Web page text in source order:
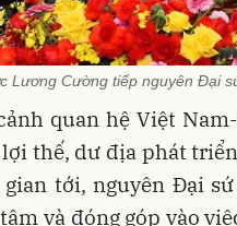
Lương Cường tiếp nguyên Đại
quan hệ Việt
thế, dư địa phát
tới, nguyên Đại
và đóng góp vào